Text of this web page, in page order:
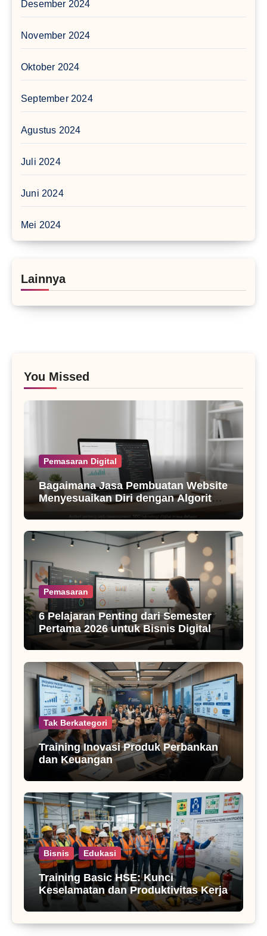
Desember 2024
November 2024
Oktober 2024
September 2024
Agustus 2024
Juli 2024
Juni 2024
Mei 2024
Lainnya
You Missed
Pemasaran Digital
Bagaimana Jasa Pembuatan Website
Menyesuaikan Diri dengan Algoritma
SEO Masa Kini
Pemasaran
6 Pelajaran Penting dari Semester
Pertama 2026 untuk Bisnis Digital
Tak Berkategori
Training Inovasi Produk Perbankan
dan Keuangan
Bisnis Edukasi
Training Basic HSE: Kunci
Keselamatan dan Produktivitas Kerja